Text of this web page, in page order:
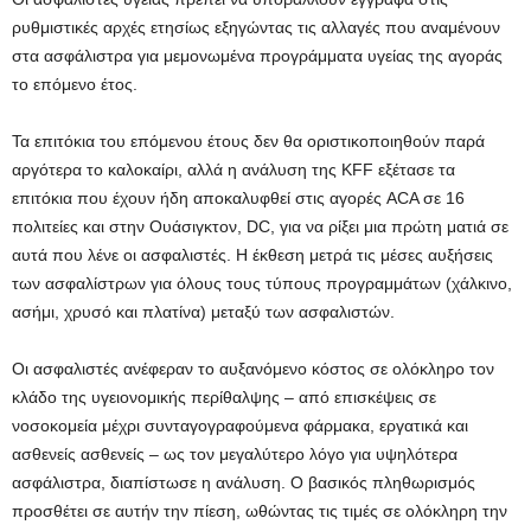
ρυθμιστικές αρχές ετησίως εξηγώντας τις αλλαγές που αναμένουν
στα ασφάλιστρα για μεμονωμένα προγράμματα υγείας της αγοράς
το επόμενο έτος.
Τα επιτόκια του επόμενου έτους δεν θα οριστικοποιηθούν παρά
αργότερα το καλοκαίρι, αλλά η ανάλυση της KFF εξέτασε τα
επιτόκια που έχουν ήδη αποκαλυφθεί στις αγορές ACA σε 16
πολιτείες και στην Ουάσιγκτον, DC, για να ρίξει μια πρώτη ματιά σε
αυτά που λένε οι ασφαλιστές. Η έκθεση μετρά τις μέσες αυξήσεις
των ασφαλίστρων για όλους τους τύπους προγραμμάτων (χάλκινο,
ασήμι, χρυσό και πλατίνα) μεταξύ των ασφαλιστών.
Οι ασφαλιστές ανέφεραν το αυξανόμενο κόστος σε ολόκληρο τον
κλάδο της υγειονομικής περίθαλψης – από επισκέψεις σε
νοσοκομεία μέχρι συνταγογραφούμενα φάρμακα, εργατικά και
ασθενείς ασθενείς – ως τον μεγαλύτερο λόγο για υψηλότερα
ασφάλιστρα, διαπίστωσε η ανάλυση. Ο βασικός πληθωρισμός
προσθέτει σε αυτήν την πίεση, ωθώντας τις τιμές σε ολόκληρη την